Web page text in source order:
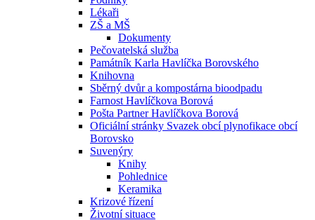
Lékaři
ZŠ a MŠ
Dokumenty
Pečovatelská služba
Památník Karla Havlíčka Borovského
Knihovna
Sběrný dvůr a kompostárna bioodpadu
Farnost Havlíčkova Borová
Pošta Partner Havlíčkova Borová
Oficiální stránky Svazek obcí plynofikace obcí
Borovsko
Suvenýry
Knihy
Pohlednice
Keramika
Krizové řízení
Životní situace